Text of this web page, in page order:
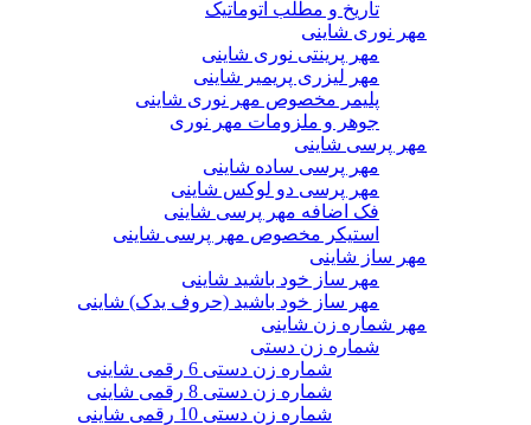
تاریخ و مطلب اتوماتیک
مهر نوری شاینی
مهر پرینتی نوری شاینی
مهر لیزری پریمیر شاینی
پلیمر مخصوص مهر نوری شاینی
جوهر و ملزومات مهر نوری
مهر پرسی شاینی
مهر پرسی ساده شاینی
مهر پرسی دو لوکس شاینی
فک اضافه مهر پرسی شاینی
استیکر مخصوص مهر پرسی شاینی
مهر ساز شاینی
مهر ساز خود باشید شاینی
مهر ساز خود باشید (حروف یدک) شاینی
مهر شماره زن شاینی
شماره زن دستی
شماره زن دستی 6 رقمی شاینی
شماره زن دستی 8 رقمی شاینی
شماره زن دستی 10 رقمی شاینی